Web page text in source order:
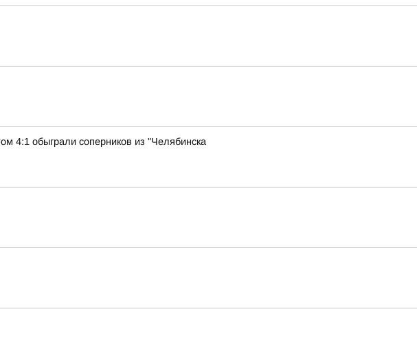
4:1 обыграли соперников из "Челябинска